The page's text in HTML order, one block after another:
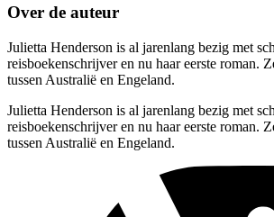
Over de auteur
Julietta Henderson is al jarenlang bezig met
reisboekenschrijver en nu haar eerste roman.
tussen Australië en Engeland.
Julietta Henderson is al jarenlang bezig met
reisboekenschrijver en nu haar eerste roman.
tussen Australië en Engeland.